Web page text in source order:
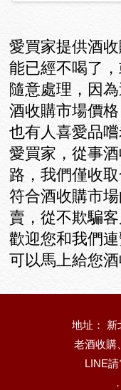
愛買家提供酒
能已經不喝了
隨意處理，因
酒收購市場價
也有人喜愛品嚐
愛買家，從事
路，我們僅收
符合酒收購市
賣，從不欺騙客
歡迎您和我們
可以馬上給您酒
地址： 新
老酒收購
LINE
．